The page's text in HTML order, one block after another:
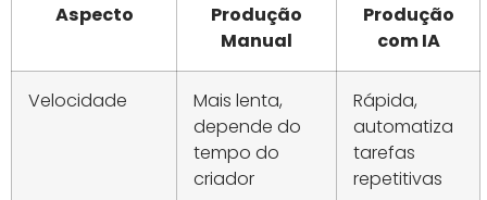
Aspecto
Produção
Manual
Produção
com IA
Velocidade
Mais lenta,
depende do
tempo do
criador
Rápida,
automatiza
tarefas
repetitivas